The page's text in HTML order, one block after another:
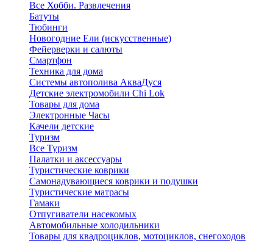
Все Хобби. Развлечения
Батуты
Тюбинги
Новогодние Ели (искусственные)
Фейерверки и салюты
Смартфон
Техника для дома
Системы автополива АкваДуся
Детские электромобили Chi Lok
Товары для дома
Электронные Часы
Качели детские
Туризм
Все Туризм
Палатки и аксессуары
Туристические коврики
Самонадувающиеся коврики и подушки
Туристические матрасы
Гамаки
Отпугиватели насекомых
Автомобильные холодильники
Товары для квадроциклов, мотоциклов, снегоходов